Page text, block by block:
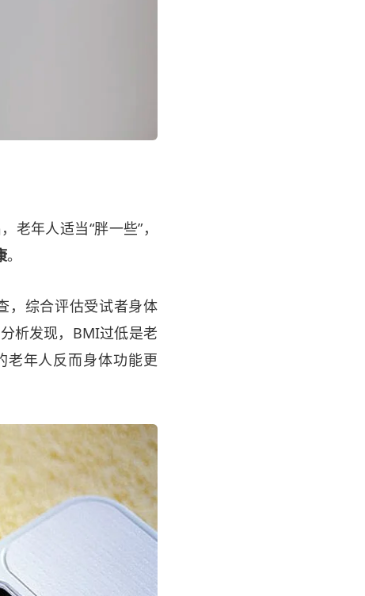
年人适当“胖一些”，
。
，综合评估受试者身体
析发现，BMI过低是老
老年人反而身体功能更